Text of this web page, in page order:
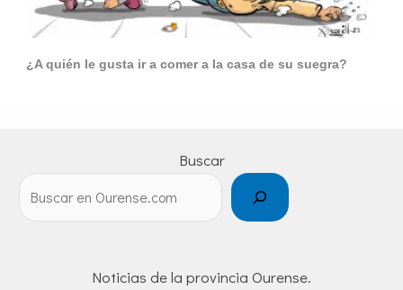
¿A quién le gusta ir a comer a la casa de su suegra?
Buscar
Noticias de la provincia Ourense.